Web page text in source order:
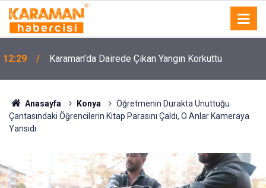
12:29 Karaman’da Dairede Çıkan Yangın Korkuttu
Anasayfa Konya
Öğretmenin Durakta Unuttuğu
Çantasındaki Öğrencilerin Kitap Parasını Çaldı, O Anlar Kameraya
Yansıdı